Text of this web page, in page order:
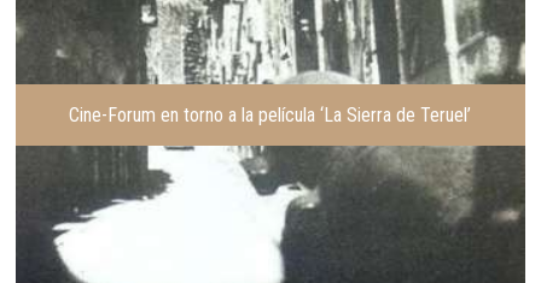
Cine-Forum en torno a la película ‘La Sierra de Teruel’